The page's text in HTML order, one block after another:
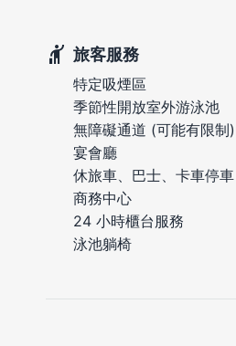
旅客服務
特定吸煙區
季節性開放室外游泳池
無障礙通道 (可能有限制)
宴會廳
休旅車、巴士、卡車停車
商務中心
24 小時櫃台服務
泳池躺椅